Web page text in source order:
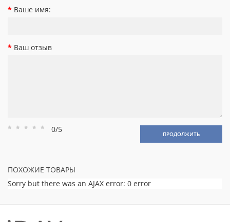
Ваше имя:
Ваш отзыв
Рейтинг
Рейтинг
Рейтинг
Рейтинг
Рейтинг
0/5 ПРОДОЛЖИТЬ
ПОХОЖИЕ ТОВАРЫ
Sorry but there was an AJAX error: 0 error